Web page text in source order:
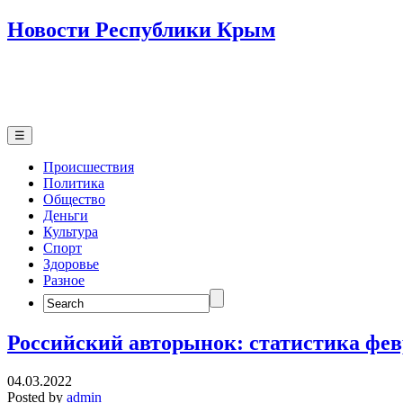
Новости Республики Крым
☰
Происшествия
Политика
Общество
Деньги
Культура
Спорт
Здоровье
Разное
Search
for:
Российский авторынок: статистика
04.03.2022
Posted by admin